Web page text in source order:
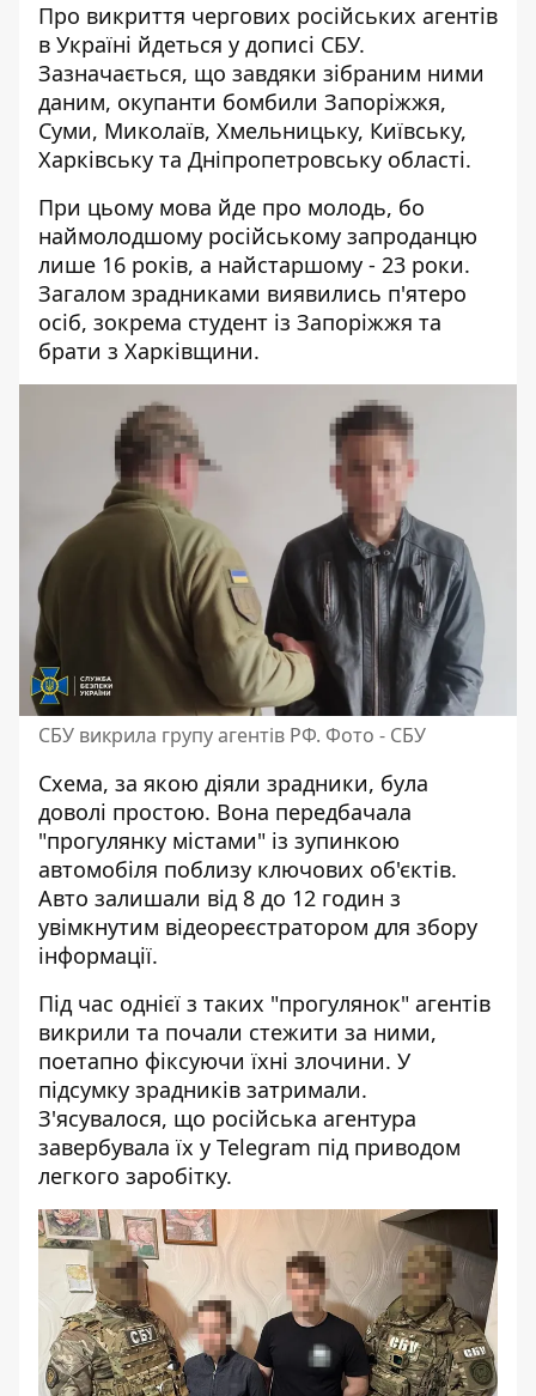
Про викриття чергових російських агентів
в Україні йдеться у дописі СБУ.
Зазначається, що завдяки зібраним ними
даним, окупанти бомбили Запоріжжя,
Суми, Миколаїв, Хмельницьку, Київську,
Харківську та Дніпропетровську області.
При цьому мова йде про молодь, бо
наймолодшому російському запроданцю
лише 16 років, а найстаршому - 23 роки.
Загалом зрадниками виявились п'ятеро
осіб, зокрема студент із Запоріжжя та
брати з Харківщини.
СБУ викрила групу агентів РФ. Фото - СБУ
Схема, за якою діяли зрадники, була
доволі простою. Вона передбачала
"прогулянку містами" із зупинкою
автомобіля поблизу ключових об'єктів.
Авто залишали від 8 до 12 годин з
увімкнутим відеореєстратором для збору
інформації.
Під час однієї з таких "прогулянок" агентів
викрили та почали стежити за ними,
поетапно фіксуючи їхні злочини. У
підсумку зрадників затримали.
З'ясувалося, що російська агентура
завербувала їх у Telegram під приводом
легкого заробітку.